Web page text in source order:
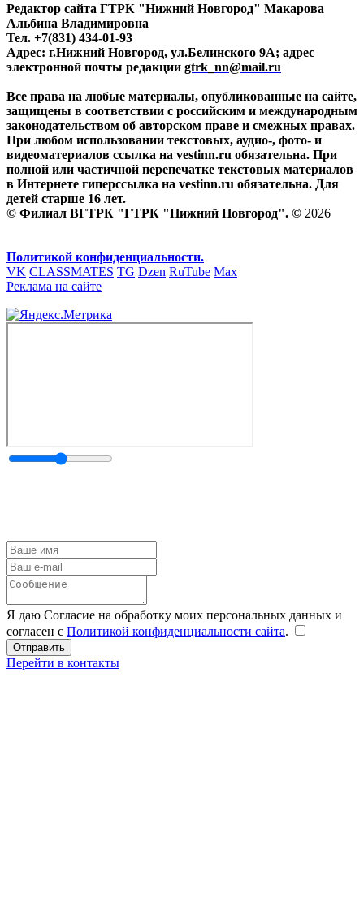
Редактор сайта ГТРК "Нижний Новгород" Макарова
Альбина Владимировна
Тел. +7(831) 434-01-93
Адрес: г.Нижний Новгород, ул.Белинского 9А; адрес
электронной почты редакции gtrk_nn@mail.ru
Все права на любые материалы, опубликованные на сайте,
защищены в соответствии с российским и международным
законодательством об авторском праве и смежных правах.
При любом использовании текстовых, аудио-, фото- и
видеоматериалов ссылка на vestinn.ru обязательна. При
полной или частичной перепечатке текстовых материалов
в Интернете гиперссылка на vestinn.ru обязательна. Для
детей старше 16 лет.
© Филиал ВГТРК "ГТРК "Нижний Новгород". © 2026
Политикой конфиденциальности.
VK CLASSMATES TG Dzen RuTube Max
Реклама на сайте
Я даю Согласие на обработку моих персональных данных и
согласен с Политикой конфиденциальности сайта.
Перейти в контакты